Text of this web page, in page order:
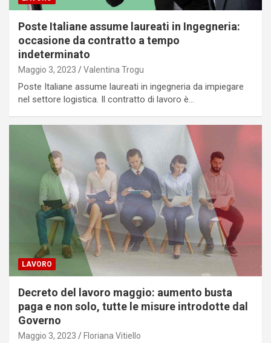
Poste Italiane assume laureati in Ingegneria:
occasione da contratto a tempo
indeterminato
Maggio 3, 2023 Valentina Trogu
Poste Italiane assume laureati in ingegneria da impiegare
nel settore logistica. Il contratto di lavoro è…
LAVORO
Decreto del lavoro maggio: aumento busta
paga e non solo, tutte le misure introdotte dal
Governo
Maggio 3, 2023 Floriana Vitiello